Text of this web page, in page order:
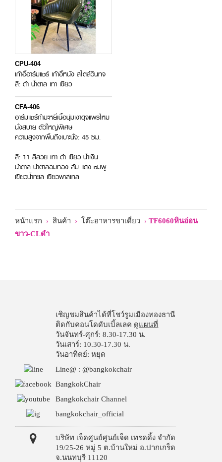
CPU-404
เก้าอี้อาร์มแชร์ เก้าอี้หนัง สไตล์วินทจ
สี: ดำ น้ำตาล เทา เขียว
CFA-406
อาร์มแชร์กำมะหยี่เนื้อนุ่มเงาดุจแพรไหม
นั่งสบาย ตัวใหญ่พิเศษ
ความสูงจากพื้นถึงเบาะนั่ง: 45 ซม.
สี: 11 สีสวย เทา ดำ เขียว น้ำเงิน
น้ำตาล น้ำตาลอมทอง ส้ม แดง ชมพู
เขียวน้ำทะเล เขียวพาสเทล
หน้าแรก › สินค้า ›โต๊ะอาหารขาเดี่ยว ›TF6060หินอ่อน
ขาว-CLดำ
เชิญชมสินค้าได้ที่โชว์รูมเมืองทองธานี
ติดกับคอนโดดับเบิ้ลเลค ดูแผนที่
วันจันทร์-ศุกร์: 8.30-17.30 น.
วันเสาร์: 10.30-17.30 น.
วันอาทิตย์: หยุด
Line@ : @bangkokchair
BangkokChair
Bangkokchair Channel
bangkokchair_official
บริษัท เจ็ดศูนย์ศูนย์เจ็ด เทรดดิ้ง จำกัด
19/25-26 หมู่ 5 ต.บ้านใหม่ อ.ปากเกร็ด
จ.นนทบุรี 11120